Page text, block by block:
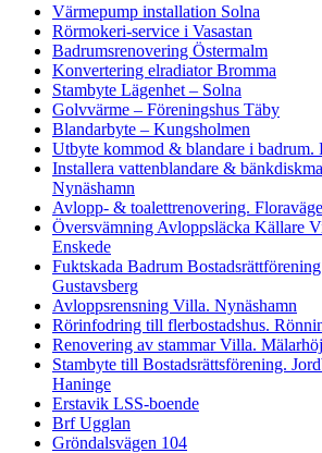
Värmepump installation Solna
Rörmokeri-service i Vasastan
Badrumsrenovering Östermalm
Konvertering elradiator Bromma
Stambyte Lägenhet – Solna
Golvvärme – Föreningshus Täby
Blandarbyte – Kungsholmen
Utbyte kommod & blandare i badrum.
Installera vattenblandare &
Nynäshamn
Avlopp- & toalettrenovering.
Översvämning Avloppsläcka Källare
Enskede
Fuktskada Badrum
Gustavsberg
Avloppsrensning Villa. Nynäshamn
Rörinfodring till flerbostadshus.
Renovering av stammar Villa.
Stambyte till Bostadsrättsförening.
Haninge
Erstavik LSS-boende
Brf Ugglan
Gröndalsvägen 104